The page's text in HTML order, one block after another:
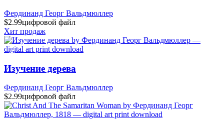
Фердинанд Георг Вальдмюллер
$2.99цифровой файл
Хит продаж
Изучение дерева
Фердинанд Георг Вальдмюллер
$2.99цифровой файл